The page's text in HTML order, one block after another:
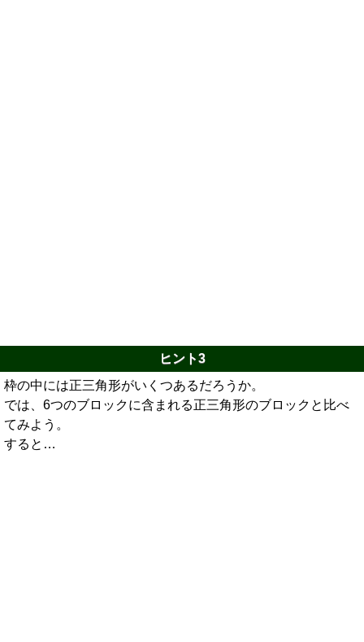
ヒント3
枠の中には正三角形がいくつあるだろうか。
では、6つのブロックに含まれる正三角形のブロックと比べ
てみよう。
すると…